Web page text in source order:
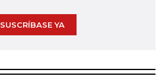
SUSCRÍBASE YA